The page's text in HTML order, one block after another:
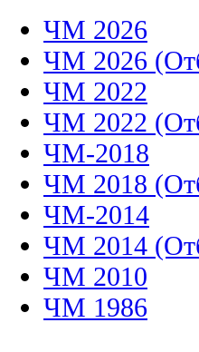
ЧМ 2026
ЧМ 2026
ЧМ 2022
ЧМ 2022
ЧМ-2018
ЧМ 2018
ЧМ-2014
ЧМ 2014
ЧМ 2010
ЧМ 1986